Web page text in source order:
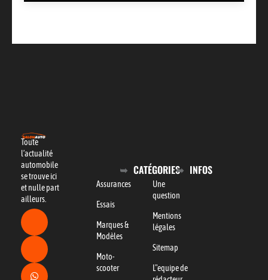
Toute
l’actualité
automobile
se trouve ici
et nulle part
ailleurs.
CATÉGORIES
Assurances
Essais
Marques &
Modèles
Moto-
scooter
INFOS
Une
question
Mentions
légales
Sitemap
L"equipe de